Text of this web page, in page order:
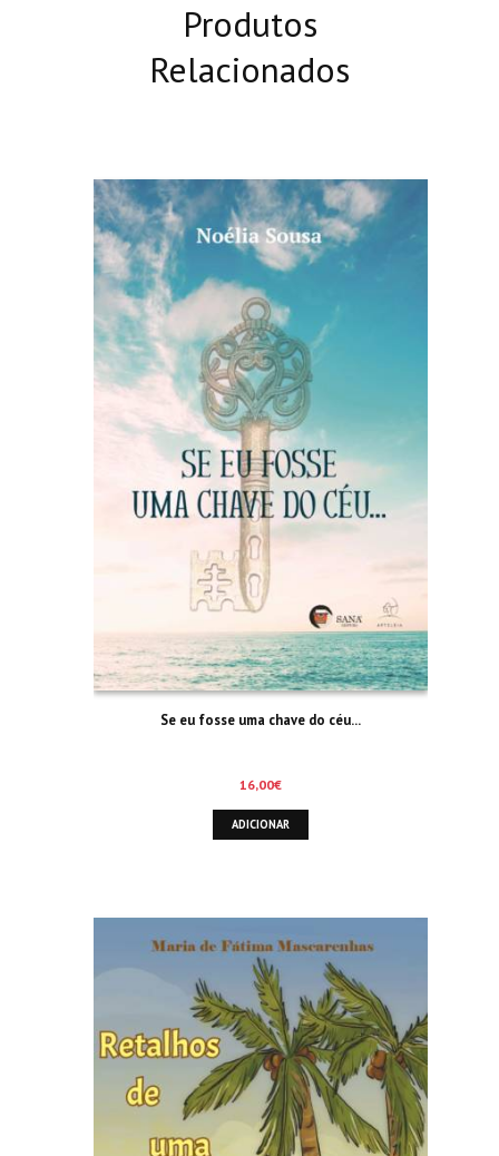
Produtos
Relacionados
Se eu fosse uma chave do céu…
16,00€
ADICIONAR